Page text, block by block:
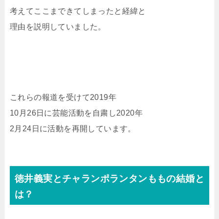
考えてここまできてしまったと経緯と
理由を説明していました。
これらの報道を受けて2019年
10月26日に芸能活動を自粛し2020年
2月24日に活動を再開しています。
徳井義実とチャランポランタンももの結婚と
は？